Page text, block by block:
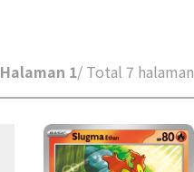
Halaman 1/ Total 7 halaman